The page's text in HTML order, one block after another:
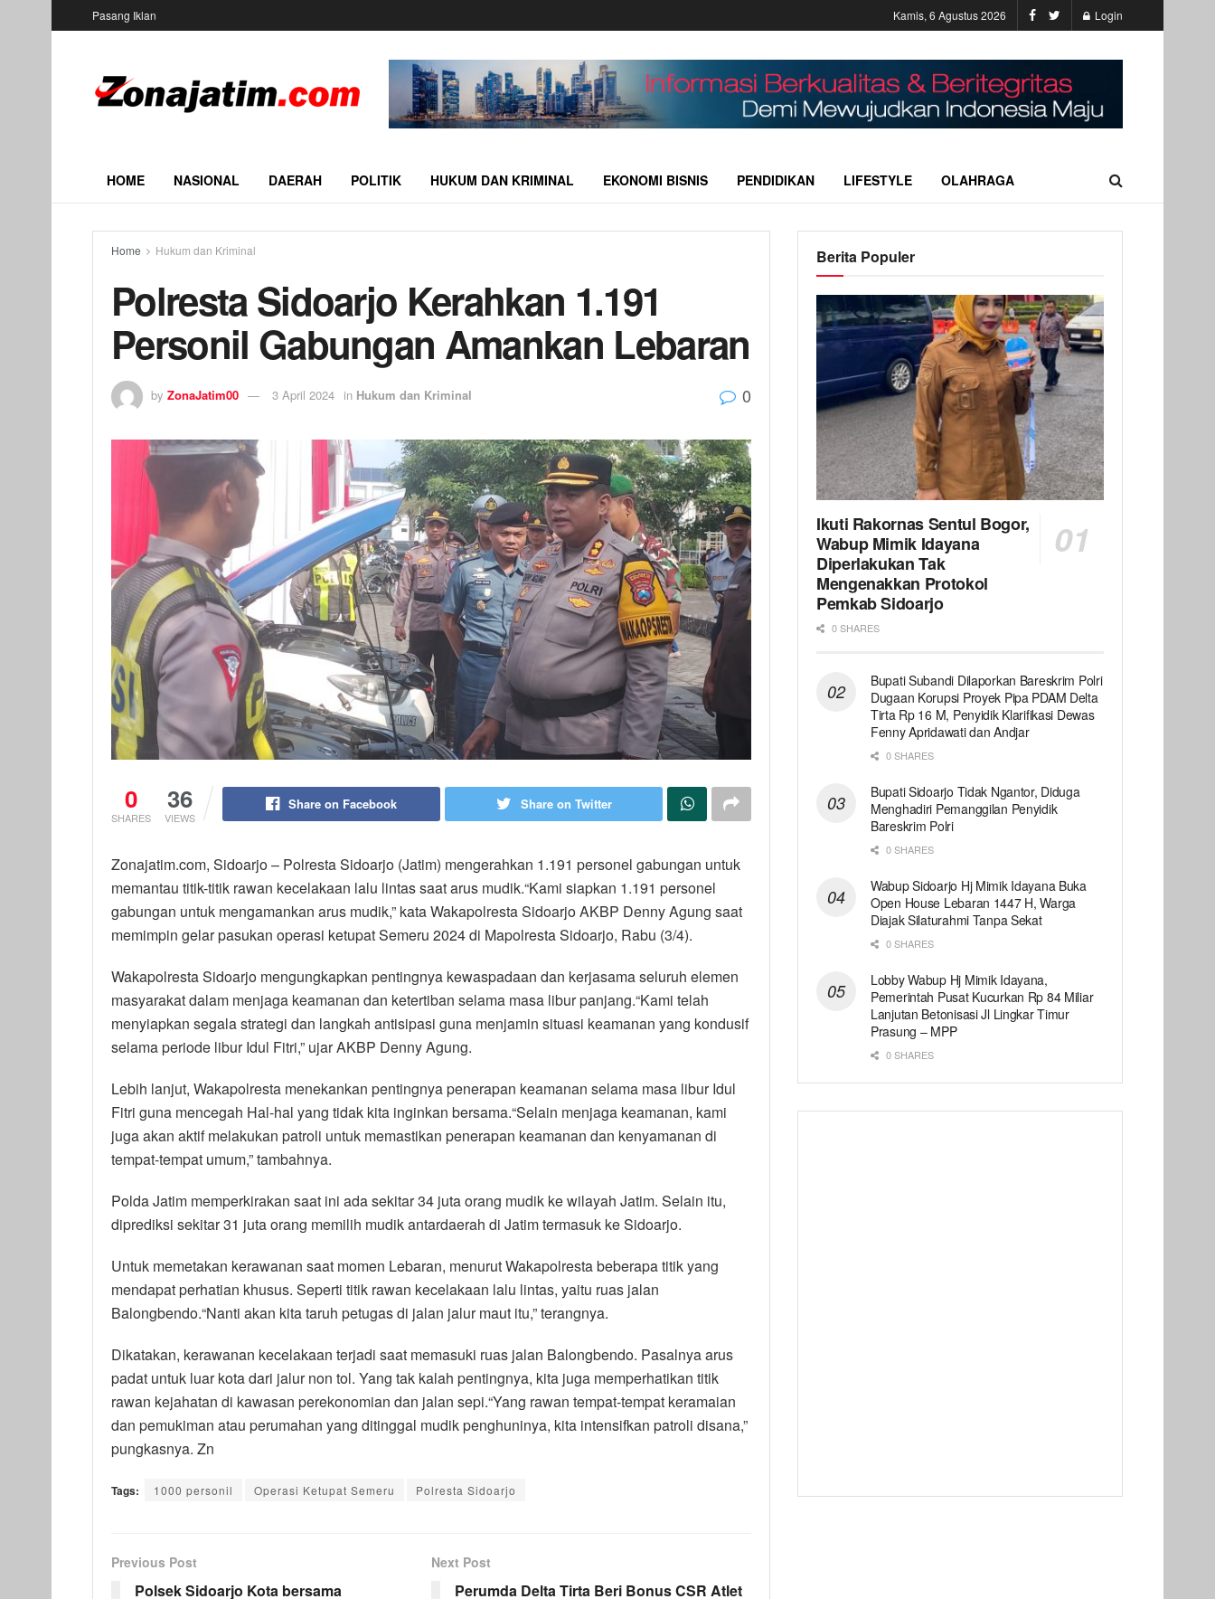
Pasang Iklan Kamis, 6 Agustus 2026 Login
HOME NASIONAL DAERAH POLITIK HUKUM DAN KRIMINAL EKONOMI BISNIS PENDIDIKAN LIFESTYLE OLAHRAGA
Home Hukum dan Kriminal
Polresta Sidoarjo Kerahkan 1.191
Personil Gabungan Amankan Lebaran
by ZonaJatim00 3 April 2024 in Hukum dan Kriminal 0
0
SHARES
36
VIEWS
Share on Facebook Share on Twitter
Zonajatim.com, Sidoarjo – Polresta Sidoarjo (Jatim) mengerahkan 1.191 personel gabungan untuk
memantau titik-titik rawan kecelakaan lalu lintas saat arus mudik.“Kami siapkan 1.191 personel
gabungan untuk mengamankan arus mudik,” kata Wakapolresta Sidoarjo AKBP Denny Agung saat
memimpin gelar pasukan operasi ketupat Semeru 2024 di Mapolresta Sidoarjo, Rabu (3/4).
Wakapolresta Sidoarjo mengungkapkan pentingnya kewaspadaan dan kerjasama seluruh elemen
masyarakat dalam menjaga keamanan dan ketertiban selama masa libur panjang.“Kami telah
menyiapkan segala strategi dan langkah antisipasi guna menjamin situasi keamanan yang kondusif
selama periode libur Idul Fitri,” ujar AKBP Denny Agung.
Lebih lanjut, Wakapolresta menekankan pentingnya penerapan keamanan selama masa libur Idul
Fitri guna mencegah Hal-hal yang tidak kita inginkan bersama.“Selain menjaga keamanan, kami
juga akan aktif melakukan patroli untuk memastikan penerapan keamanan dan kenyamanan di
tempat-tempat umum,” tambahnya.
Polda Jatim memperkirakan saat ini ada sekitar 34 juta orang mudik ke wilayah Jatim. Selain itu,
diprediksi sekitar 31 juta orang memilih mudik antardaerah di Jatim termasuk ke Sidoarjo.
Untuk memetakan kerawanan saat momen Lebaran, menurut Wakapolresta beberapa titik yang
mendapat perhatian khusus. Seperti titik rawan kecelakaan lalu lintas, yaitu ruas jalan
Balongbendo.“Nanti akan kita taruh petugas di jalan jalur maut itu,” terangnya.
Dikatakan, kerawanan kecelakaan terjadi saat memasuki ruas jalan Balongbendo. Pasalnya arus
padat untuk luar kota dari jalur non tol. Yang tak kalah pentingnya, kita juga memperhatikan titik
rawan kejahatan di kawasan perekonomian dan jalan sepi.“Yang rawan tempat-tempat keramaian
dan pemukiman atau perumahan yang ditinggal mudik penghuninya, kita intensifkan patroli disana,”
pungkasnya. Zn
Tags: 1000 personil Operasi Ketupat Semeru Polresta Sidoarjo
Previous Post
Polsek Sidoarjo Kota bersama
Next Post
Perumda Delta Tirta Beri Bonus CSR Atlet
Berita Populer
Ikuti Rakornas Sentul Bogor,
Wabup Mimik Idayana
Diperlakukan Tak
Mengenakkan Protokol
Pemkab Sidoarjo
0 SHARES
Bupati Subandi Dilaporkan Bareskrim Polri
Dugaan Korupsi Proyek Pipa PDAM Delta
Tirta Rp 16 M, Penyidik Klarifikasi Dewas
Fenny Apridawati dan Andjar
0 SHARES
Bupati Sidoarjo Tidak Ngantor, Diduga
Menghadiri Pemanggilan Penyidik
Bareskrim Polri
0 SHARES
Wabup Sidoarjo Hj Mimik Idayana Buka
Open House Lebaran 1447 H, Warga
Diajak Silaturahmi Tanpa Sekat
0 SHARES
Lobby Wabup Hj Mimik Idayana,
Pemerintah Pusat Kucurkan Rp 84 Miliar
Lanjutan Betonisasi Jl Lingkar Timur
Prasung – MPP
0 SHARES